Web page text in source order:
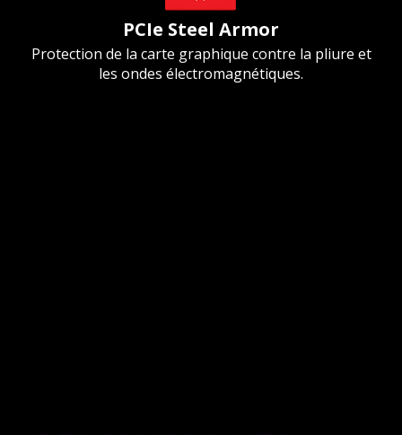
PCIe Steel Armor
Protection de la carte graphique contre la pliure et
les ondes électromagnétiques.